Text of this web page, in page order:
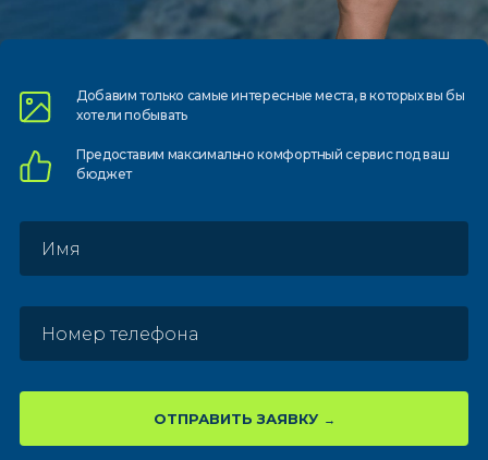
Добавим только самыеинтересные места, в которыхвы бы
хотели побывать
Предоставим максимально комфортныйсервис под ваш
бюджет
ОТПРАВИТЬ ЗАЯВКУ